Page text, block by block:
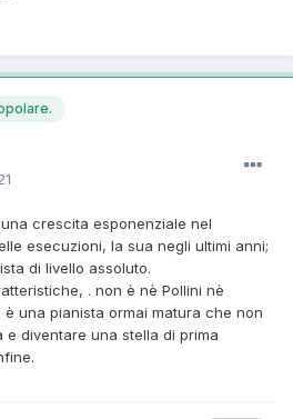
crescita esponenziale nel
esecuzioni, la sua negli ultimi anni;
di livello assoluto.
. non è nè Pollini nè
una pianista ormai matura che non
diventare una stella di prima